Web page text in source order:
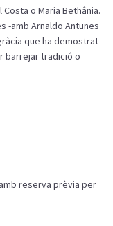
o Maria Bethânia.
-amb Arnaldo Antunes
que ha demostrat
barrejar tradició o
reserva prèvia per